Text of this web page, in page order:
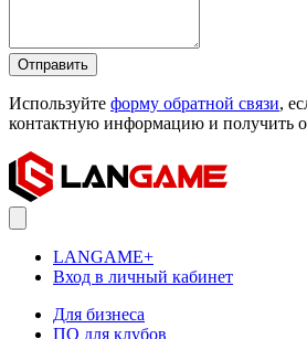
Отправить
Используйте форму обратной связи,
контактную информацию и получить
LANGAME+
Вход в личный кабинет
Для бизнеса
ПО для клубов